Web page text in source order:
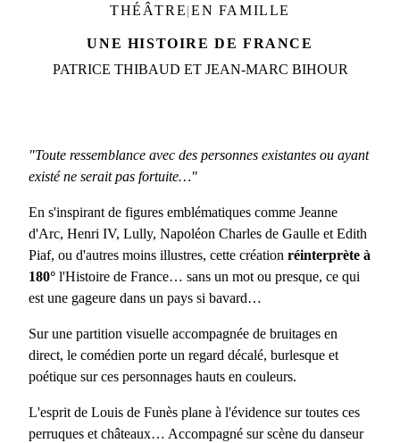
THÉÂTRE|EN FAMILLE
UNE HISTOIRE DE FRANCE
PATRICE THIBAUD ET JEAN-MARC BIHOUR
"Toute ressemblance avec des personnes existantes ou ayant
existé ne serait pas fortuite…"
En s'inspirant de figures emblématiques comme Jeanne
d'Arc, Henri IV, Lully, Napoléon Charles de Gaulle et Edith
Piaf, ou d'autres moins illustres, cette création réinterprète à
180° l'Histoire de France… sans un mot ou presque, ce qui
est une gageure dans un pays si bavard…
Sur une partition visuelle accompagnée de bruitages en
direct, le comédien porte un regard décalé, burlesque et
poétique sur ces personnages hauts en couleurs.
L'esprit de Louis de Funès plane à l'évidence sur toutes ces
perruques et châteaux… Accompagné sur scène du danseur